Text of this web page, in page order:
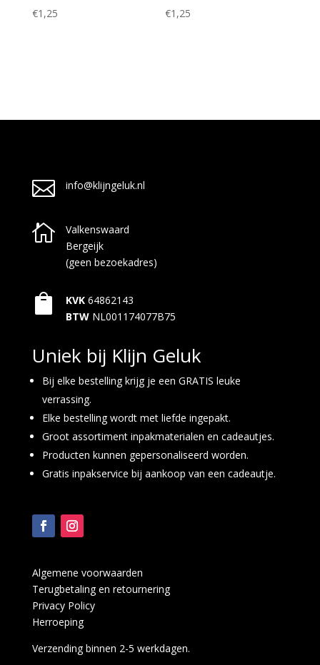
€1,25 €1,25
 info@klijngeluk.nl

Valkenswaard
Bergeijk
(geen bezoekadres)
 KVK 64862143
BTW NL001174077B75
Uniek bij Klijn Geluk
Bij elke bestelling krijg je een GRATIS leuke
verrassing.
Elke bestelling wordt met liefde ingepakt.
Groot assortiment inpakmaterialen en cadeautjes.
Producten kunnen gepersonaliseerd worden.
Gratis inpakservice bij aankoop van een cadeautje.
Algemene voorwaarden
Terugbetaling en retournering
Privacy Policy
Herroeping
Verzending binnen 2-5 werkdagen.